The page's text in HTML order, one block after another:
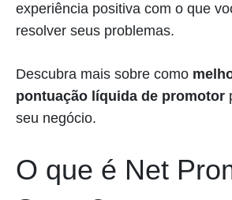
experiência positiva com o que
resolver seus problemas.
Descubra mais sobre como
pontuação líquida de promotor
seu negócio.
O que é Net